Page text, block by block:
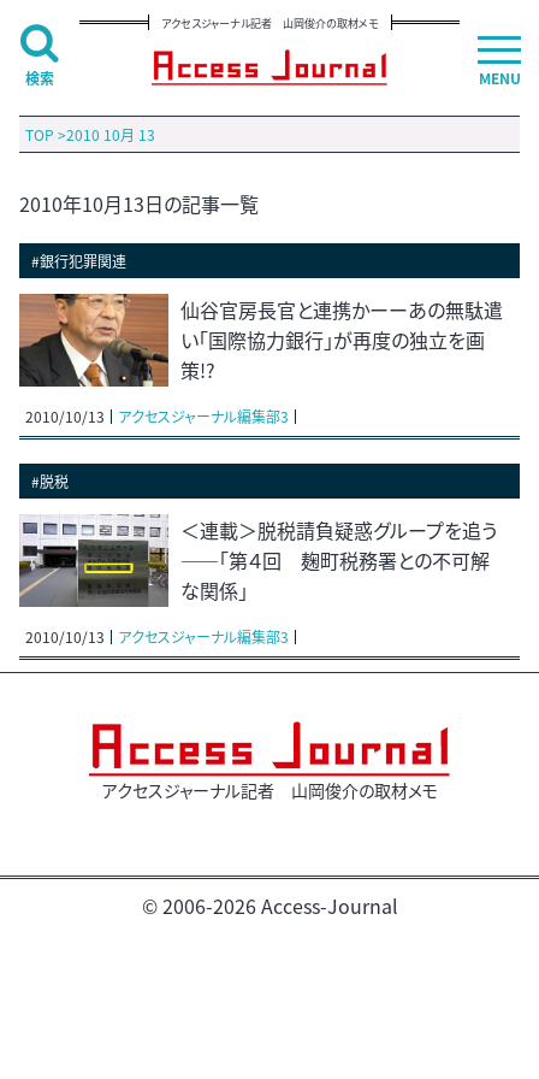
アクセスジャーナル記者 山岡俊介の取材メモ
TOP >2010 10月 13
2010年10月13日の記事一覧
#銀行犯罪関連
仙谷官房長官と連携かーーあの無駄遣
い「国際協力銀行」が再度の独立を画
策!?
2010/10/13 アクセスジャーナル編集部3
#脱税
＜連載＞脱税請負疑惑グループを追う
――「第４回 麹町税務署との不可解
な関係」
2010/10/13 アクセスジャーナル編集部3
アクセスジャーナル記者 山岡俊介の取材メモ
© 2006-2026 Access-Journal
MENU
検索